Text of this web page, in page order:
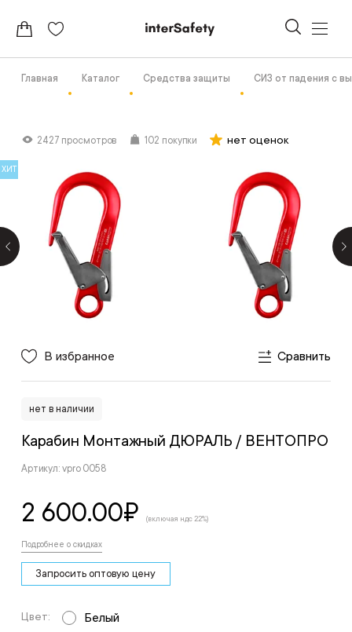
Главная Каталог Средства защиты СИЗ от падения с
2427 просмотров 102 покупки нет оценок
ХИТ
В избранное Сравнить
нет в наличии
Карабин Монтажный ДЮРАЛЬ / ВЕНТОПРО
Артикул: vpro 0058
2 600.00₽ (включая ндс 22%)
Подробнее о скидках
Запросить оптовую цену
Цвет: Белый